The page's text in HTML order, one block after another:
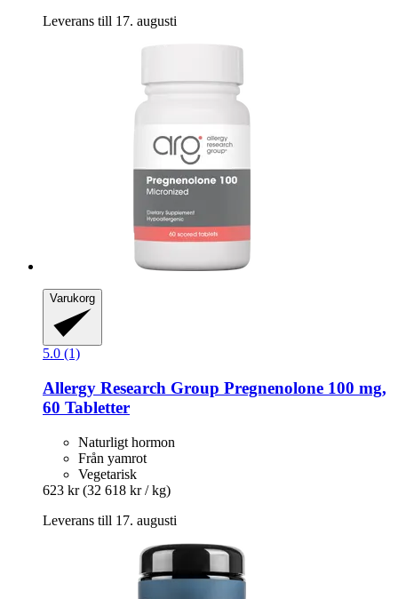
Leverans till 17. augusti
Varukorg
5.0 (1)
Allergy Research Group Pregnenolone 100 mg,
60 Tabletter
Naturligt hormon
Från yamrot
Vegetarisk
623 kr (32 618 kr / kg)
Leverans till 17. augusti